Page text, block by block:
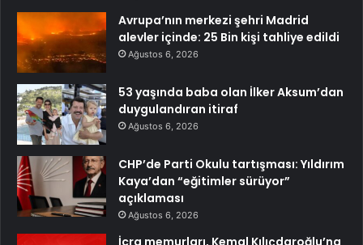
Avrupa’nın merkezi şehri Madrid
alevler içinde: 25 Bin kişi tahliye edildi
Ağustos 6, 2026
53 yaşında baba olan İlker Aksum’dan
duygulandıran itiraf
Ağustos 6, 2026
CHP’de Parti Okulu tartışması: Yıldırım
Kaya’dan “eğitimler sürüyor”
açıklaması
Ağustos 6, 2026
İcra memurları, Kemal Kılıçdaroğlu’na